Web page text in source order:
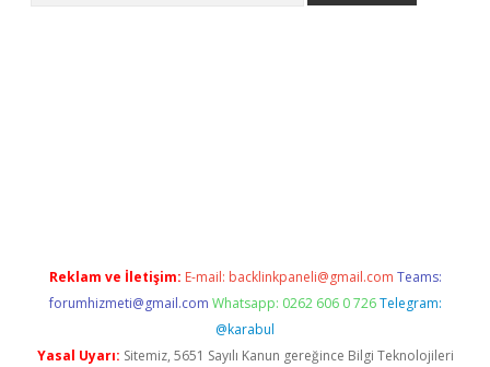
Reklam ve İletişim: E-mail: backlinkpaneli@gmail.com Teams:
forumhizmeti@gmail.com Whatsapp: 0262 606 0 726 Telegram:
@karabul
Yasal Uyarı: Sitemiz, 5651 Sayılı Kanun gereğince Bilgi Teknolojileri